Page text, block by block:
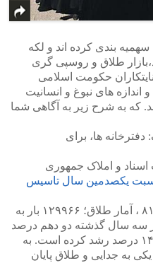
بندی کرده اند و لکه
طلاق و روسپی گری
حکومت اسلامی
و اندازه های نبوغ و انسانیت
که به شرح زیر به آگاهی شما
ها، برای
و املاک جمهوری
یکصدمین سال تاسیس
آمار ازدواج در سال گذشته؛ ۸۱۹۶۸۷ ، آمار طلاق؛ ۱۲۹۹۶۶ بار به
سه سال گذشته دو دهم درصد
در ایران کاهش یافته و آمار طلاق ۱۴ درصد رشد کرده است. به
هر ۶ زناشویی، یکی به جدایی و طلاق پایان